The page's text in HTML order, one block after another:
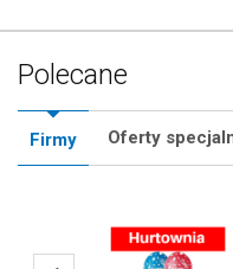
Polecane
Firmy Oferty